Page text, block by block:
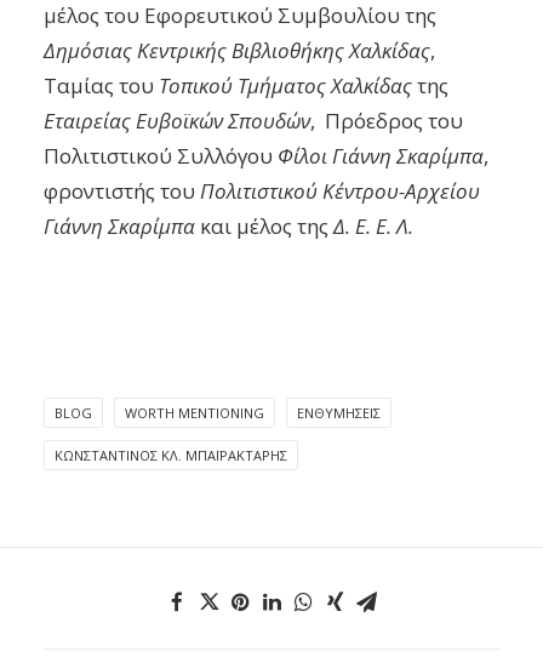
μέλος του Εφορευτικού Συμβουλίου της
Δημόσιας Κεντρικής Βιβλιοθήκης Χαλκίδας,
Ταμίας του Τοπικού Τμήματος Χαλκίδαςτης
Εταιρείας Ευβοϊκών Σπουδών, Πρόεδρος του
Πολιτιστικού Συλλόγου Φίλοι Γιάννη Σκαρίμπα,
φροντιστής του Πολιτιστικού Κέντρου-Αρχείου
Γιάννη Σκαρίμπα και μέλος τηςΔ. Ε. Ε. Λ.
BLOG WORTH MENTIONING ΕΝΘΥΜΉΣΕΙΣ
ΚΩΝΣΤΑΝΤΊΝΟΣ ΚΛ. ΜΠΑΪΡΑΚΤΆΡΗΣ